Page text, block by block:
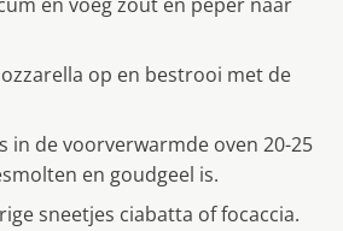
op en bestrooi met de
in de voorverwarmde oven 20-25
en goudgeel is.
sneetjes ciabatta of focaccia.